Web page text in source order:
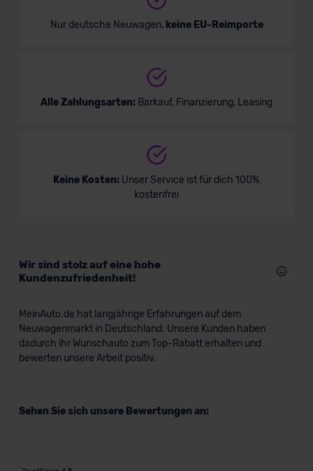
Nur deutsche Neuwagen, keine EU-Reimporte
Alle Zahlungsarten: Barkauf, Finanzierung, Leasing
Keine Kosten: Unser Service ist für dich 100%
kostenfrei
Wir sind stolz auf eine hohe
Kundenzufriedenheit!
MeinAuto.de hat langjährige Erfahrungen auf dem
Neuwagenmarkt in Deutschland. Unsere Kunden haben
dadurch ihr Wunschauto zum Top-Rabatt erhalten und
bewerten unsere Arbeit positiv.
Sehen Sie sich unsere Bewertungen an: